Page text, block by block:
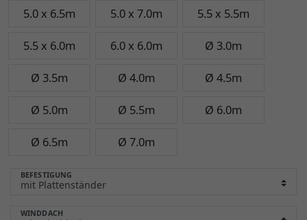
5.0 x 6.5m 5.0 x 7.0m 5.5 x 5.5m
5.5 x 6.0m 6.0 x 6.0m Ø 3.0m
Ø 3.5m Ø 4.0m Ø 4.5m
Ø 5.0m Ø 5.5m Ø 6.0m
Ø 6.5m Ø 7.0m
BEFESTIGUNG
WINDDACH